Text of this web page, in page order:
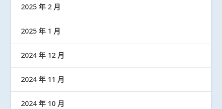
2025 年 2 月
2025 年 1 月
2024 年 12 月
2024 年 11 月
2024 年 10 月